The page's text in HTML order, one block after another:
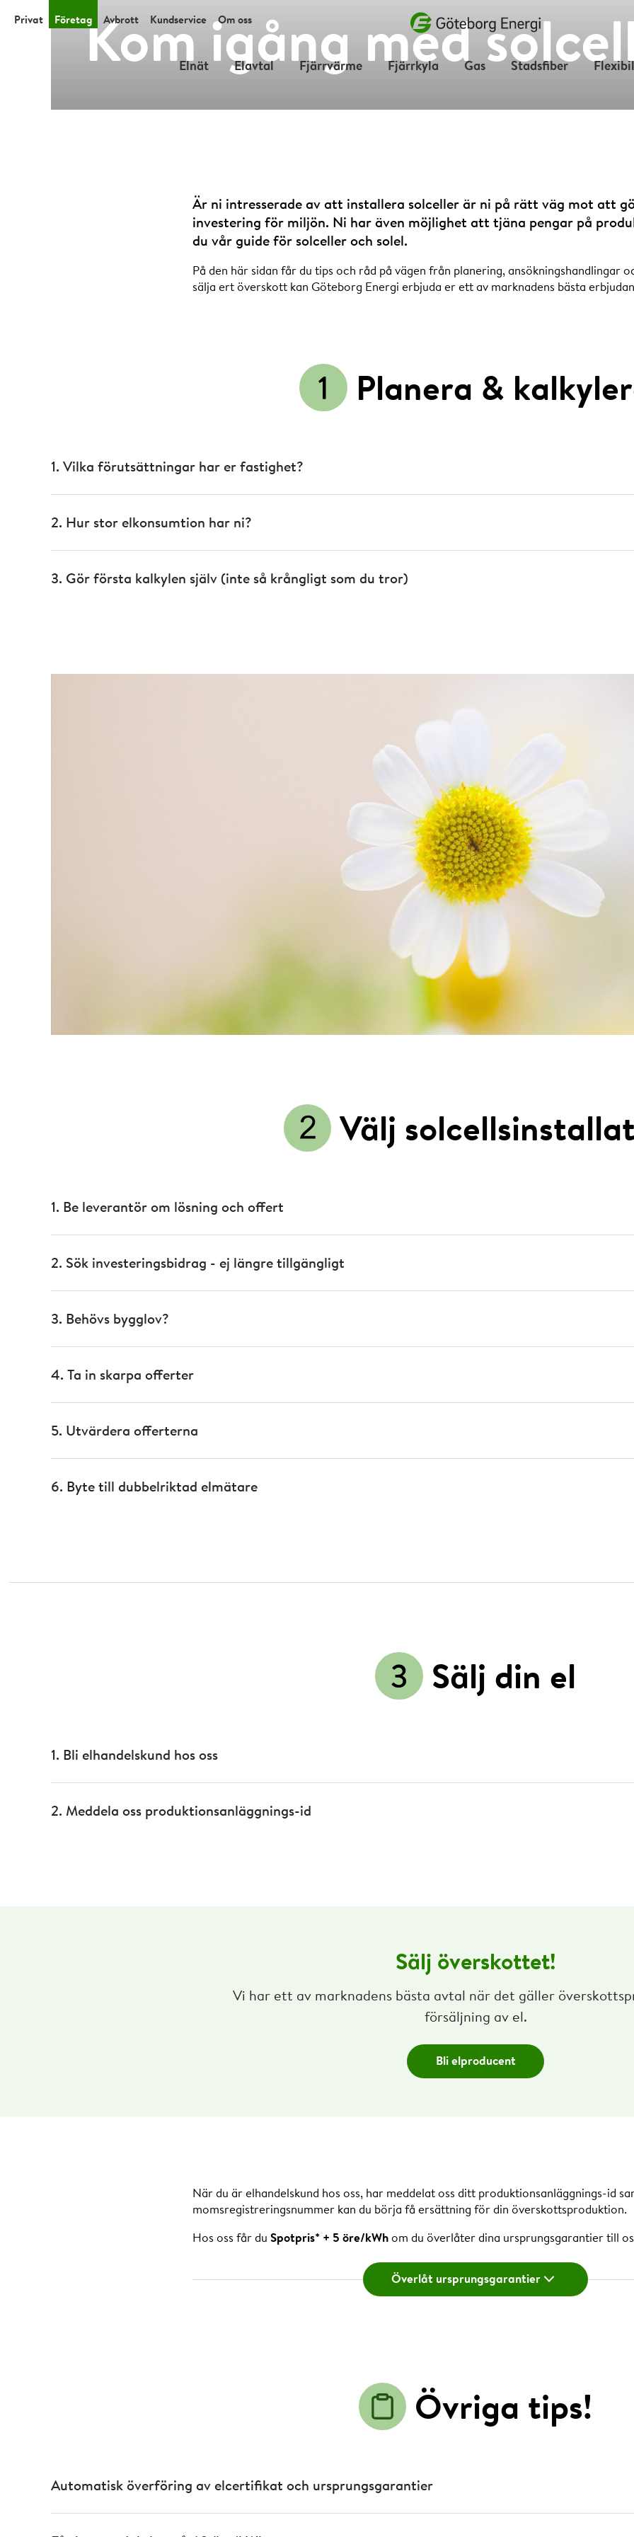
Vad vill du söka efter?
Privat Företag Avbrott Kundservice Om oss
Elnät Elavtal Fjärrvärme Fjärrkyla Gas Stadsfiber
Kom igång med
Är ni intresserade av att installera solceller är ni på rätt väg mot att
investering för miljön. Ni har även möjlighet att tjäna pengar på
du vår guide för solceller och solel.
På den här sidan får du tips och råd på vägen från planering, ansökningshandlingar
sälja ert överskott kan Göteborg Energi erbjuda er ett av marknadens bästa
Planera &
1. Vilka förutsättningar har er fastighet?
2. Hur stor elkonsumtion har ni?
3. Gör första kalkylen själv (inte så krångligt som du tror)
Välj
1. Be leverantör om lösning och offert
2. Sök investeringsbidrag - ej längre tillgängligt
3. Behövs bygglov?
4. Ta in skarpa offerter
5. Utvärdera offerterna
6. Byte till dubbelriktad elmätare
Sälj din el
1. Bli elhandelskund hos oss
2. Meddela oss produktionsanläggnings-id
Sälj överskottet!
Vi har ett av marknadens bästa avtal när det gäller
försäljning av el.
Bli elproducent
När du är elhandelskund hos oss, har meddelat oss ditt produktionsanläggnings-id
momsregistreringsnummer kan du börja få ersättning för din överskottsproduktion.
Hos oss får du Spotpris* + 5 öre/kWhom du överlåter dina ursprungsgarantier till
ursprungsgarantier hos Energimyndigheten.
Nedan har du de blanketter som behöver fyllas i och skickas till
*Spotpris avgörs av elbörsen Nordpools timpris.
Här ovan kan du seett exempelpå ifylld ansökan om Cesarkonto
Överlåt ursprungsgarantier
Övriga tips!
Automatisk överföring av elcertifikat och ursprungsgarantier